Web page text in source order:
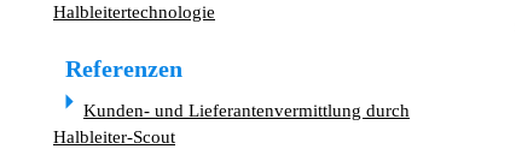
Halbleitertechnologie
Referenzen
Kunden- und Lieferantenvermittlung durch
Halbleiter-Scout